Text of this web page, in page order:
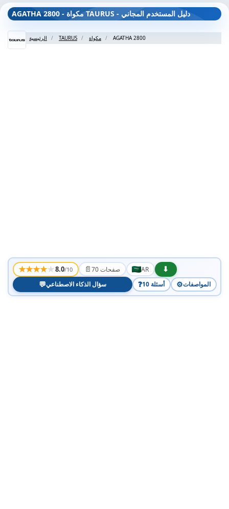
AGATHA 2800 - مكواة TAURUS - دليل المستخدم المجاني
الرئيسية TAURUS مكواة AGATHA 2800
★★★★★8.0/10 📄 70 صفحات AR
⬇
💬سؤال الذكاء الاصطناعي ❓ 10 أسئلة ⚙️المواصفات